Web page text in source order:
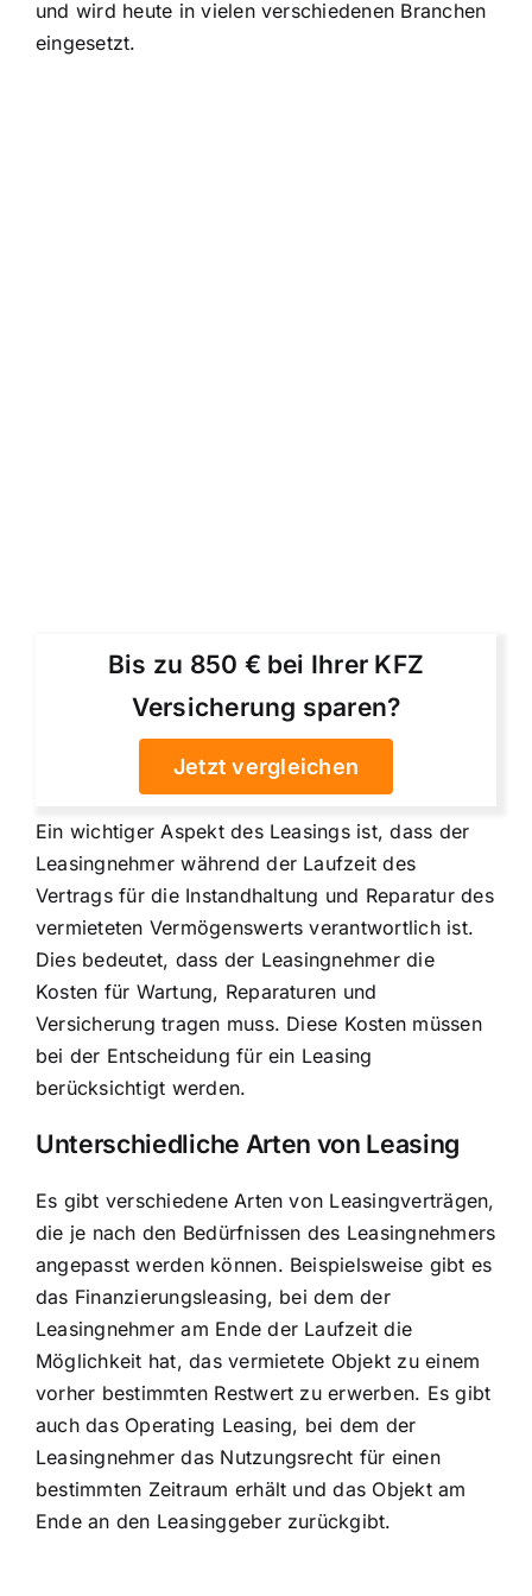
und wird heute in vielen verschiedenen Branchen
eingesetzt.
Bis zu 850 € bei Ihrer KFZ
Versicherung sparen?
Jetzt vergleichen
Ein wichtiger Aspekt des Leasings ist, dass der
Leasingnehmer während der Laufzeit des
Vertrags für die Instandhaltung und Reparatur des
vermieteten Vermögenswerts verantwortlich ist.
Dies bedeutet, dass der Leasingnehmer die
Kosten für Wartung, Reparaturen und
Versicherung tragen muss. Diese Kosten müssen
bei der Entscheidung für ein Leasing
berücksichtigt werden.
Unterschiedliche Arten von Leasing
Es gibt verschiedene Arten von Leasingverträgen,
die je nach den Bedürfnissen des Leasingnehmers
angepasst werden können. Beispielsweise gibt es
das Finanzierungsleasing, bei dem der
Leasingnehmer am Ende der Laufzeit die
Möglichkeit hat, das vermietete Objekt zu einem
vorher bestimmten Restwert zu erwerben. Es gibt
auch das Operating Leasing, bei dem der
Leasingnehmer das Nutzungsrecht für einen
bestimmten Zeitraum erhält und das Objekt am
Ende an den Leasinggeber zurückgibt.